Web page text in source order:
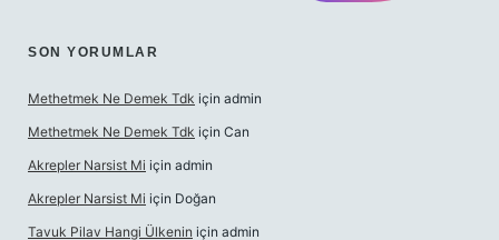
SON YORUMLAR
Methetmek Ne Demek Tdk için admin
Methetmek Ne Demek Tdk için Can
Akrepler Narsist Mi için admin
Akrepler Narsist Mi için Doğan
Tavuk Pilav Hangi Ülkenin için admin